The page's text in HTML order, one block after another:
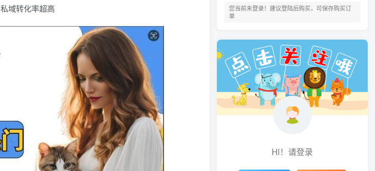
域转化率超高
登录 注册
您当前未登录！建议登陆后购买，可保存购买订
单
HI！请登录